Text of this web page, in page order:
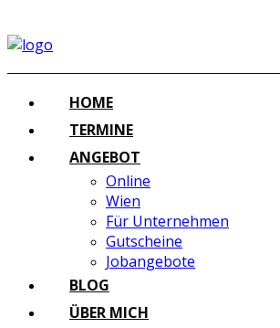
HOME
TERMINE
ANGEBOT
Online
Wien
Für Unternehmen
Gutscheine
Jobangebote
BLOG
ÜBER MICH